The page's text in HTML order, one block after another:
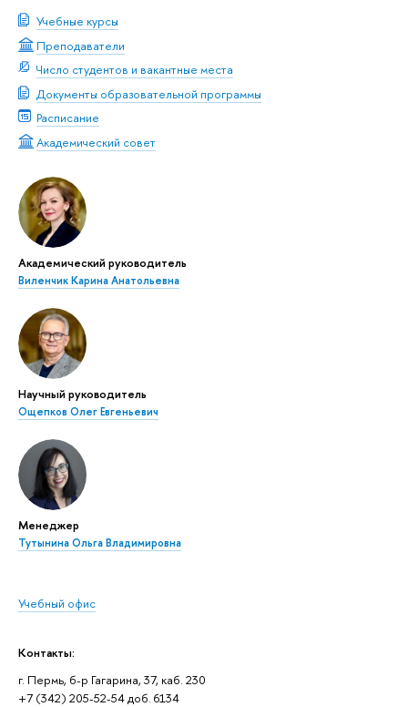
Учебные курсы
Преподаватели
Число студентов и вакантные места
Документы образовательной программы
Расписание
Академический совет
Академический руководитель
Виленчик Карина Анатольевна
Научный руководитель
Ощепков Олег Евгеньевич
Менеджер
Тутынина Ольга Владимировна
Учебный офис
Контакты:
г. Пермь, б-р Гагарина, 37, каб. 230
+7 (342) 205-52-54 доб. 6134